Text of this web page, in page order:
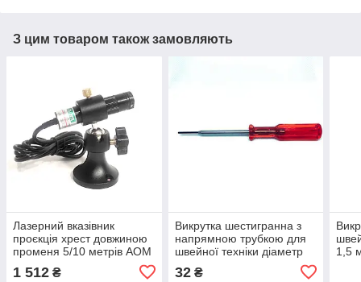
З цим товаром також замовляють
Лазерний вказівник
проєкція хрест довжиною
променя 5/10 метрів АОМ
1 512 ₴
Викрутка шестигранна з
напрямною трубкою для
швейної техніки діаметр
червона (6069)
32₴
1,5